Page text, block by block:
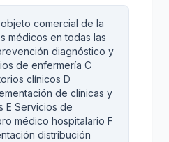
comercial de la
médicos en todas las
diagnóstico y
de enfermería C
clínicos D
de clínicas y
E Servicios de
médico hospitalario F
distribución